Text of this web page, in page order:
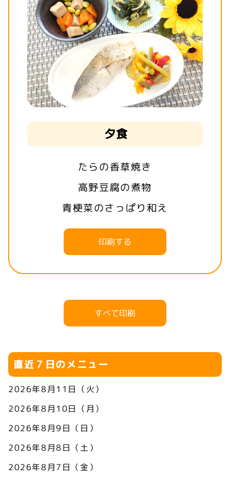
夕食
たらの香草焼き
高野豆腐の煮物
青梗菜のさっぱり和え
印刷する
すべて印刷
直近７日のメニュー
2026年8月11日（火）
2026年8月10日（月）
2026年8月9日（日）
2026年8月8日（土）
2026年8月7日（金）